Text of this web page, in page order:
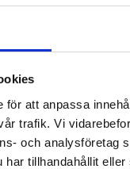
för att anpassa
trafik. Vi
och analysföretag
har tillhandahållit